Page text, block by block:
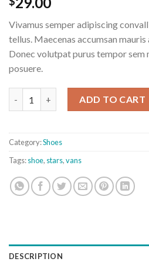
3.50 out
based
on
customer
ratings
Vivamus semper adipiscing
tellus. Maecenas accumsan
Donec volutpat purus tempor sem
posuere.
ADD TO CART
Category:Shoes
Tags:shoe, stars,vans
DESCRIPTION